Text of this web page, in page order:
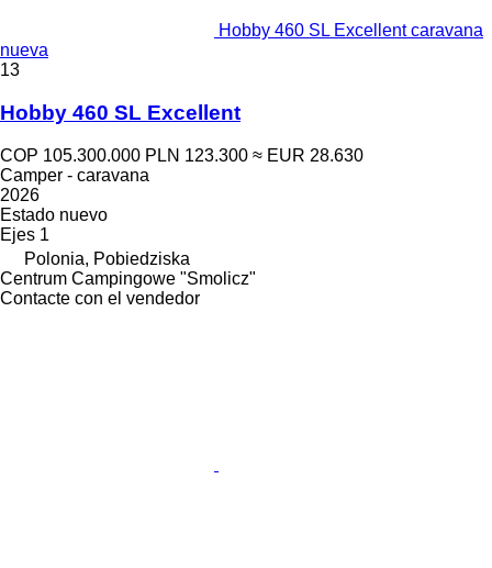
Hobby 460 SL Excellent caravana
nueva
13
Hobby 460 SL Excellent
COP 105.300.000 PLN 123.300 ≈ EUR 28.630
Camper - caravana
2026
Estado nuevo
Ejes 1
Polonia, Pobiedziska
Centrum Campingowe "Smolicz"
Contacte con el vendedor